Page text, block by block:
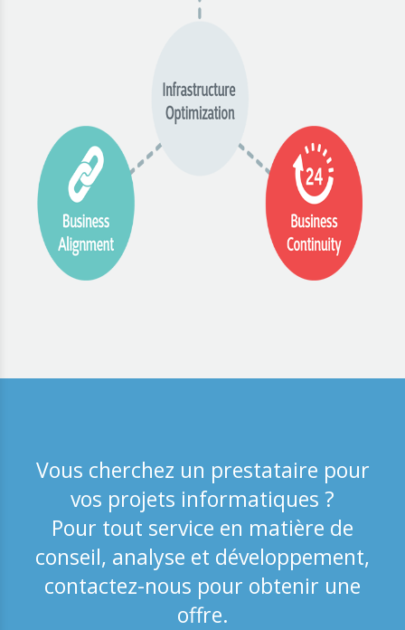
Vous cherchez un prestataire pour
vos projets informatiques ?
Pour tout service en matière de
conseil, analyse et développement,
contactez-nous pour obtenir une
offre.